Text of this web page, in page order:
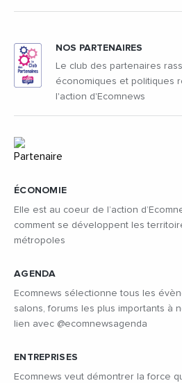
ÉCONOMIE
Elle est au coeur de l’action
comment se développent les
métropoles
AGENDA
Ecomnews sélectionne tous les
salons, forums les plus importants à
lien avec @ecomnewsagenda
ENTREPRISES
Ecomnews veut démontrer la force
NOS PARTENAIRES
Le club des partenaires
économiques et politiques
l'action d'Ecomnews